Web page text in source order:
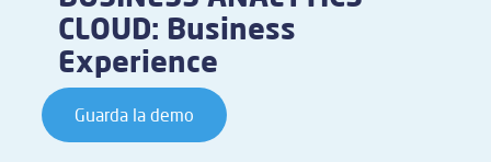
CLOUD: Business
Experience
Guarda la demo